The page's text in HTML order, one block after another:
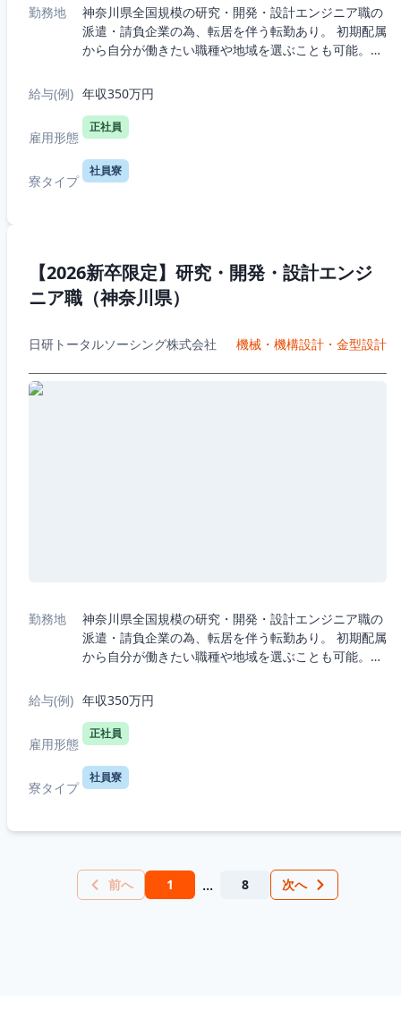
勤務地
神奈川県全国規模の研究・開発・設計エンジニア職の
派遣・請負企業の為、転居を伴う転勤あり。 初期配属
から自分が働きたい職種や地域を選ぶことも可能。・
R&D（化学生物系）・7つの勤務エリ...
給与(例) 年収350万円
雇用形態
正社員
寮タイプ
社員寮
【2026新卒限定】研究・開発・設計エンジ
ニア職（神奈川県）
日研トータルソーシング株式会社 機械・機構設計・金型設計
勤務地
神奈川県全国規模の研究・開発・設計エンジニア職の
派遣・請負企業の為、転居を伴う転勤あり。 初期配属
から自分が働きたい職種や地域を選ぶことも可能。・
R&D（化学生物系）・7つの勤務エリ...
給与(例) 年収350万円
雇用形態
正社員
寮タイプ
社員寮
前へ 1 ... 8 次へ